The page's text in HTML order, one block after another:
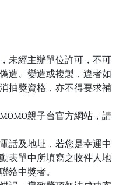
未經主辦單位許可，不可
造、變造或複製，違者如
抽獎資格，亦不得要求補
親子台官方網站，請
話及地址，若您是幸運中
表單中所填寫之收件人地
絡中獎者。